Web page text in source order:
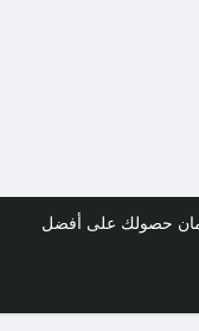
حصولك على أفضل